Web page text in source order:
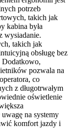
potrzeb
takich jak
kabina była
wysiadanie.
takich jak
obsługę bez
Dodatkowo,
pozwala na
co
z długotrwałym
oświetlenie
na systemy
komfort jazdy i